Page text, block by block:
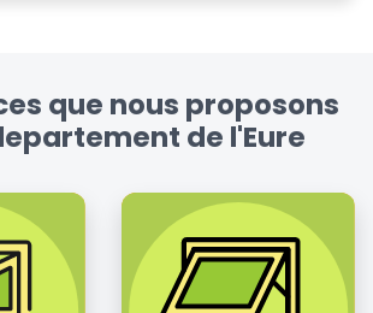
que nous proposons
de l'Eure